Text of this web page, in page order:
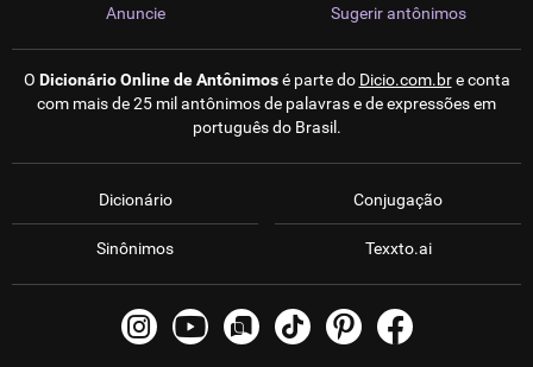
Anuncie Sugerir antônimos
O Dicionário Online de Antônimosé parte do Dicio.com.bre conta
com mais de 25 mil antônimos de palavras e de expressões em
português do Brasil.
Dicionário
Sinônimos
Conjugação
Texxto.ai